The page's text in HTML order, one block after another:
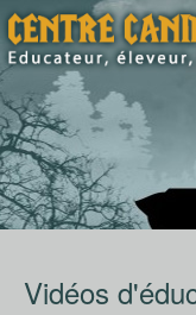
Vidéos